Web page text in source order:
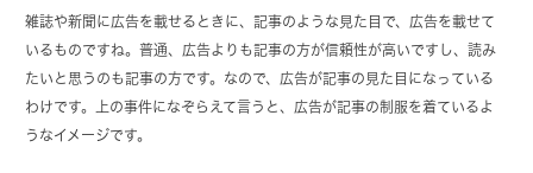
雑誌や新聞に広告を載せるときに、記事のような見た目で、広告を載せて
いるものですね。普通、広告よりも記事の方が信頼性が高いですし、読み
たいと思うのも記事の方です。なので、広告が記事の見た目になっている
わけです。上の事件になぞらえて言うと、広告が記事の制服を着ているよ
うなイメージです。